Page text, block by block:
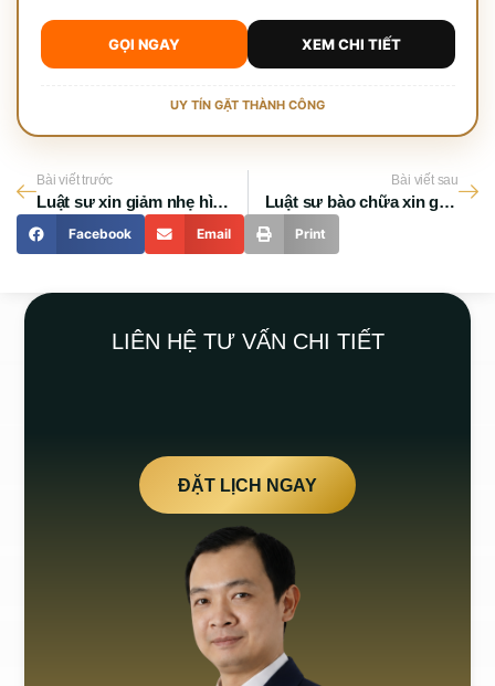
GỌI NGAY XEM CHI TIẾT
UY TÍN GẶT THÀNH CÔNG
Bài viết trước
Luật sư xin giảm nhẹ hình phạt
Bài viết sau
Luật sư bào chữa xin giảm án
Facebook Email Print
LIÊN HỆ TƯ VẤN CHI TIẾT
ĐẶT LỊCH NGAY